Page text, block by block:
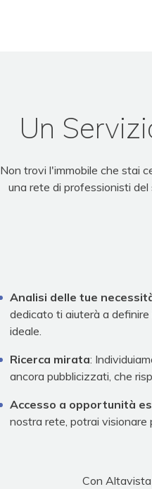
Un
Non trovi l'immobile che stai
una rete di professionisti
Analisi delle tue
dedicato ti aiuterà a definire
ideale.
Ricerca mirata:
ancora pubblicizzati, che
Accesso a opportunità
nostra rete, potrai visionare
Con Altavista